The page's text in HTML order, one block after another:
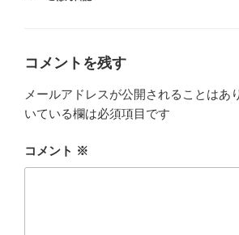
コメントを残す
メールアドレスが公開されることはあ
いている欄は必須項目です
コメント ※